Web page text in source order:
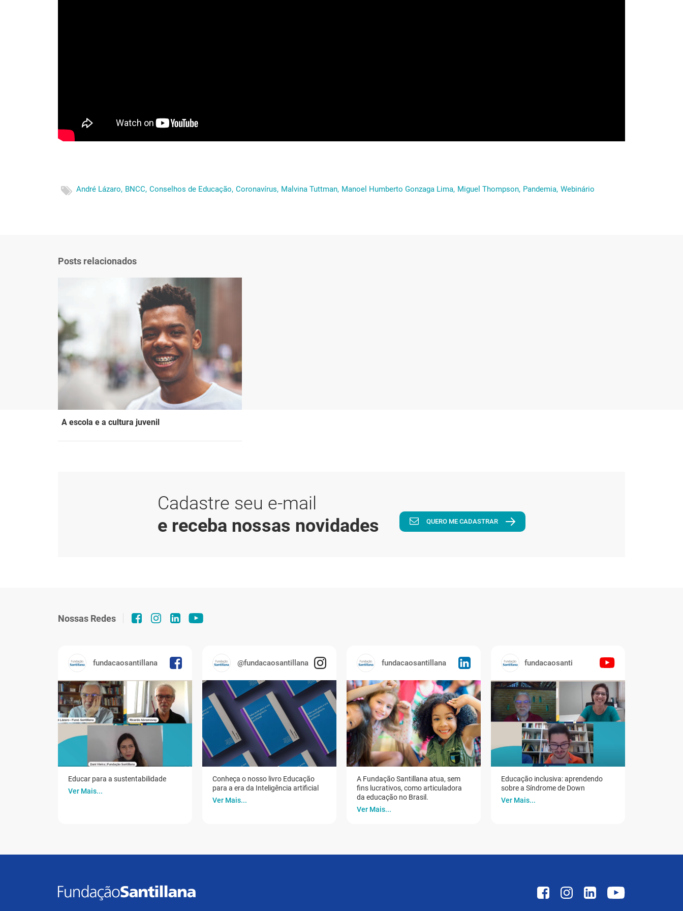
André Lázaro, BNCC, Conselhos de Educação, Coronavírus, Malvina Tuttman, Manoel Humberto Gonzaga Lima, Miguel Thompson, Pandemia, Webinário
Posts relacionados
A escola e a cultura juvenil
Cadastre seu e-mail
e receba nossas novidades
QUERO ME CADASTRAR
Nossas Redes
fundacaosantillana
Educar para a sustentabilidade
Ver Mais...
@fundacaosantillana
Conheça o nosso livro Educação
para a era da Inteligência artificial
Ver Mais...
fundacaosantillana
A Fundação Santillana atua, sem
fins lucrativos, como articuladora
da educação no Brasil.
Ver Mais...
fundacaosanti
Educação inclusiva: aprendendo
sobre a Síndrome de Down
Ver Mais...